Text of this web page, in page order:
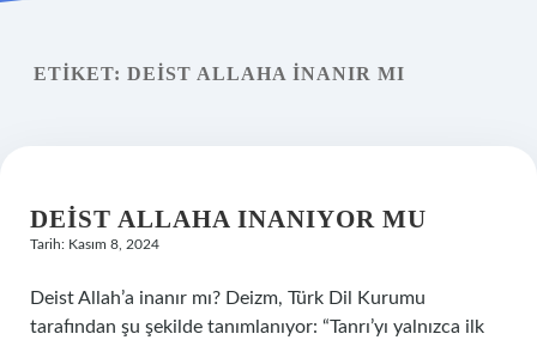
Yasal Uyarı
ETIKET: DEIST ALLAHA INANIR MI
DEIST ALLAHA INANIYOR MU
Tarih: Kasım 8, 2024
Deist Allah’a inanır mı? Deizm, Türk Dil Kurumu
tarafından şu şekilde tanımlanıyor: “Tanrı’yı ​​yalnızca ilk